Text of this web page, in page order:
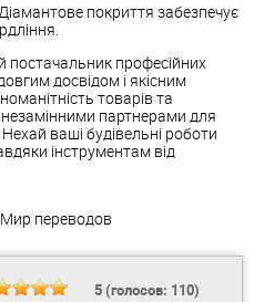
покриття забезпечує
постачальник професійних
досвідом і якісним
товарів та
партнерами для
ваші будівельні роботи
інструментам від
Мир переводов
5(голосов: 110)